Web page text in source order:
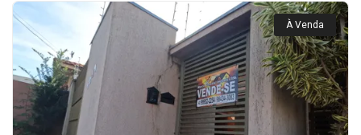
À Venda